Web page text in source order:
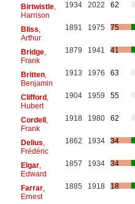
Birtwistle,
Harrison
1934 2022 62
Bliss,
Arthur
1891 1975 75
Bridge,
Frank
1879 1941 41
Britten,
Benjamin
1913 1976 63
Clifford ,
Hubert
1904 1959 55
Cordell ,
Frank
1918 1980 62
Delius,
Frédéric
1862 1934 34
Elgar,
Edward
1857 1934 34
Farrar,
Ernest
1885 1918 18